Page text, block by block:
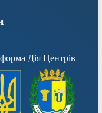
Дія Центрів